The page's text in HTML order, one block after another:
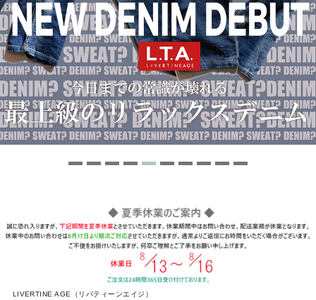
LIVERTINE AGE（リバティーンエイジ）